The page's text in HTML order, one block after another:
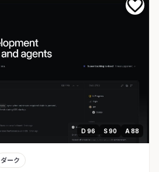
D 96 S 90 A 88
ダーク